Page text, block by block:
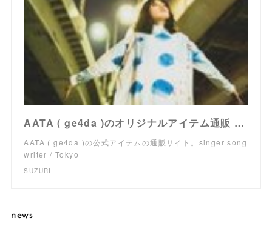
AATA ( ge4da )のオリジナルアイテム通販 ∞ SUZURI（スズリ）
AATA ( ge4da )の公式アイテムの通販サイト。singer song
writer / Tokyo
SUZURI
news